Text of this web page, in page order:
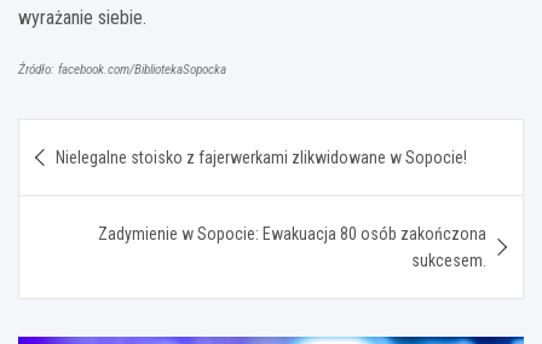
wyrażanie siebie.
Źródło: facebook.com/BibliotekaSopocka
wpisu
Nielegalne stoisko z fajerwerkami zlikwidowane w Sopocie!
Zadymienie w Sopocie: Ewakuacja 80 osób zakończona
sukcesem.